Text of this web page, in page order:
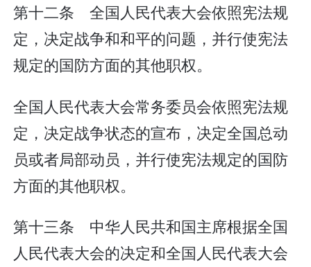
第十二条 全国人民代表大会依照宪法规
定，决定战争和和平的问题，并行使宪法
规定的国防方面的其他职权。
全国人民代表大会常务委员会依照宪法规
定，决定战争状态的宣布，决定全国总动
员或者局部动员，并行使宪法规定的国防
方面的其他职权。
第十三条 中华人民共和国主席根据全国
人民代表大会的决定和全国人民代表大会